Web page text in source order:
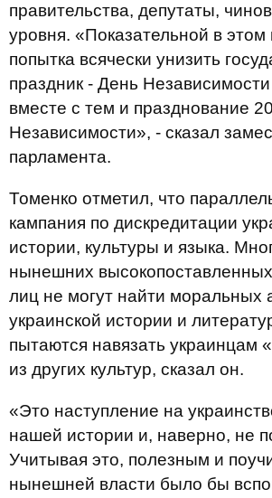
правительства, депутаты,
уровня. «Показательной в этом
попытка всячески унизить
праздник - День
вместе с тем и празднование
Независимости», - сказал
парламента.
Томенко отметил, что
кампания по дискредитации
истории, культуры и языка.
нынешних
лиц не могут найти моральных
украинской истории и
пытаются навязать украинцам
из других культур, сказал он.
«Это наступление на
нашей истории и, наверно, не
Учитывая это, полезным и
нынешней власти было бы